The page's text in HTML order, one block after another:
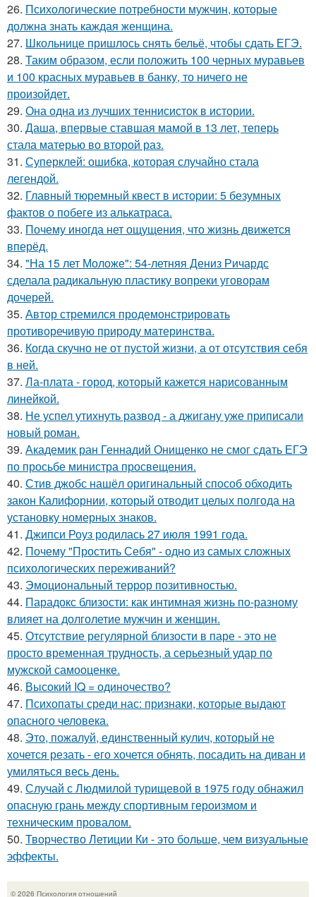
26. Психологические потребности мужчин, которые
должна знать каждая женщина.
27. Школьнице пришлось снять бельё, чтобы сдать ЕГЭ.
28. Таким образом, если положить 100 черных муравьев
и 100 красных муравьев в банку, то ничего не
произойдет.
29. Она одна из лучших теннисисток в истории.
30. Даша, впервые ставшая мамой в 13 лет, теперь
стала матерью во второй раз.
31. Суперклей: ошибка, которая случайно стала
легендой.
32. Главный тюремный квест в истории: 5 безумных
фактов о побеге из алькатраса.
33. Почему иногда нет ощущения, что жизнь движется
вперёд.
34. "На 15 лет Моложе": 54-летняя Дениз Ричардс
сделала радикальную пластику вопреки уговорам
дочерей.
35. Автор стремился продемонстрировать
противоречивую природу материнства.
36. Когда скучно не от пустой жизни, а от отсутствия себя
в ней.
37. Ла-плата - город, который кажется нарисованным
линейкой.
38. Не успел утихнуть развод - а джигану уже приписали
новый роман.
39. Академик ран Геннадий Онищенко не смог сдать ЕГЭ
по просьбе министра просвещения.
40. Стив джобс нашёл оригинальный способ обходить
закон Калифорнии, который отводит целых полгода на
установку номерных знаков.
41. Джипси Роуз родилась 27 июля 1991 года.
42. Почему "Простить Себя" - одно из самых сложных
психологических переживаний?
43. Эмоциональный террор позитивностью.
44. Парадокс близости: как интимная жизнь по-разному
влияет на долголетие мужчин и женщин.
45. Отсутствие регулярной близости в паре - это не
просто временная трудность, а серьезный удар по
мужской самооценке.
46. Высокий IQ = одиночество?
47. Психопаты среди нас: признаки, которые выдают
опасного человека.
48. Это, пожалуй, единственный кулич, который не
хочется резать - его хочется обнять, посадить на диван и
умиляться весь день.
49. Случай с Людмилой турищевой в 1975 году обнажил
опасную грань между спортивным героизмом и
техническим провалом.
50. Творчество Летиции Ки - это больше, чем визуальные
эффекты.
© 2026 Психология отношений